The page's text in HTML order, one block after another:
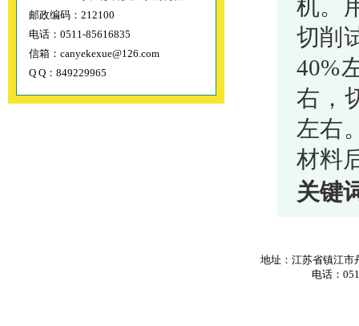
邮政编码：212100
电话：0511-85616835
信箱：canyekexue@126.com
Q Q：849229965
机。
切削
40%
右，
左右
材料
关键
地址：江苏省镇江市
电话：